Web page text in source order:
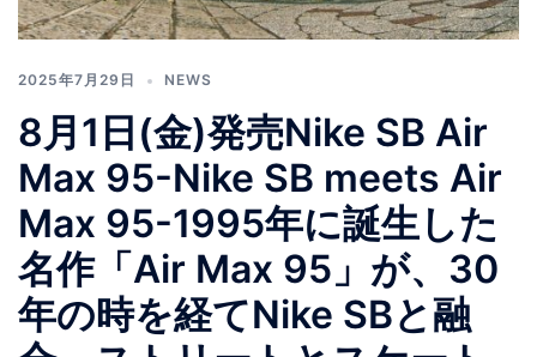
2025年7月29日 NEWS
8月1日(金)発売Nike SB Air
Max 95-Nike SB meets Air
Max 95-1995年に誕生した
名作「Air Max 95」が、30
年の時を経てNike SBと融